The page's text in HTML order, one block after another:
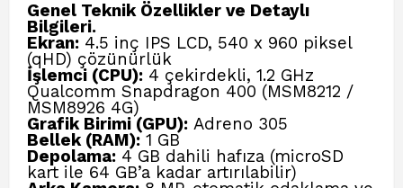
Genel Teknik Özellikler ve Detaylı
Bilgileri.
Ekran: 4.5 inç IPS LCD, 540 x 960 piksel
(qHD) çözünürlük
İşlemci (CPU): 4 çekirdekli, 1.2 GHz
Qualcomm Snapdragon 400 (MSM8212 /
MSM8926 4G)
Grafik Birimi (GPU): Adreno 305
Bellek (RAM): 1 GB
Depolama: 4 GB dahili hafıza (microSD
kart ile 64 GB’a kadar artırılabilir)